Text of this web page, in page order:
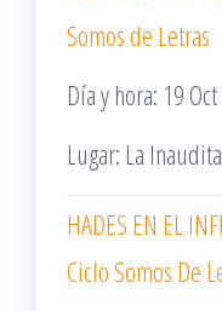
Somos de Letras
Día y hora: 19
Lugar: La Inaudita
HADES EN EL
Ciclo Somos De